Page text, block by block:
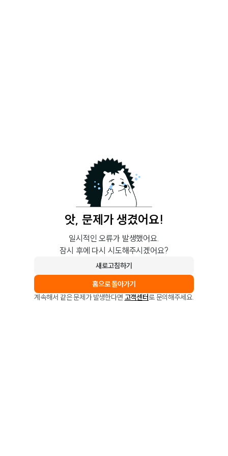
앗, 문제가 생겼어요!
일시적인 오류가 발생했어요.
잠시 후에 다시 시도해주시겠어요?
새로고침하기
홈으로 돌아가기
계속해서 같은 문제가 발생한다면 고객센터로 문의해주세요.